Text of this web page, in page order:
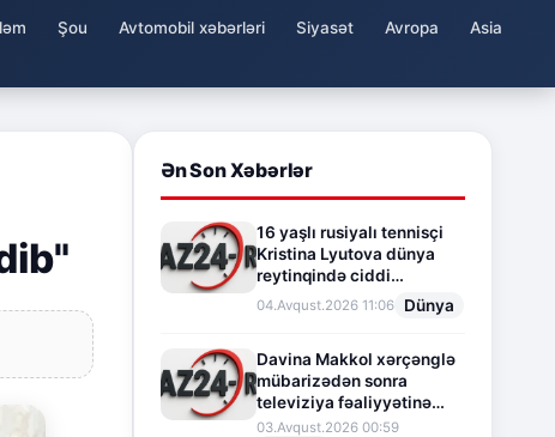
Şou Avtomobil xəbərləri Siyasət Avropa
Asia
Ən Son Xəbərlər
16 yaşlı rusiyalı tennisçi
Kristina Lyutova dünya
reytinqində ciddi
irəliləyişə imza atdı
04.Avqust.2026 11:06 Dünya
Davina Makkol xərçənglə
mübarizədən sonra
televiziya fəaliyyətinə
fasilə verir
03.Avqust.2026 00:59